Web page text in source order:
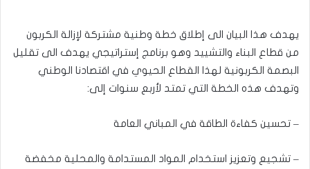
يهدف هذا البيان الى إطلاق خطة وطنية مشتركة لإزالة الكربون
من قطاع البناء والتشييد وهو برنامج إستراتيجي يهدف الى تقليل
البصمة الكربونية لهذا القطاع الحيوي في اقتصادنا الوطني
وتهدف هذه الخطة التي تمتد لأربع سنوات إلى:
– تحسين كفاءة الطاقة في المباني العامة
– تشجيع وتعزيز استخدام المواد المستدامة والمحلية مخفضة